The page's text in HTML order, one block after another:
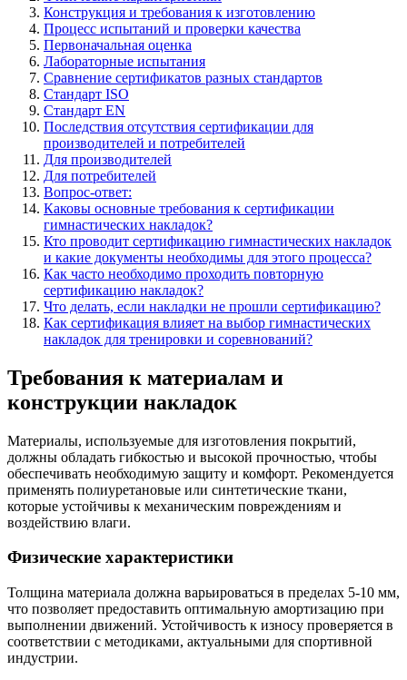
Конструкция и требования к изготовлению
Процесс испытаний и проверки качества
Первоначальная оценка
Лабораторные испытания
Сравнение сертификатов разных стандартов
Стандарт ISO
Стандарт EN
Последствия отсутствия сертификации для
производителей и потребителей
Для производителей
Для потребителей
Вопрос-ответ:
Каковы основные требования к сертификации
гимнастических накладок?
Кто проводит сертификацию гимнастических накладок
и какие документы необходимы для этого процесса?
Как часто необходимо проходить повторную
сертификацию накладок?
Что делать, если накладки не прошли сертификацию?
Как сертификация влияет на выбор гимнастических
накладок для тренировки и соревнований?
Требования к материалам и
конструкции накладок
Материалы, используемые для изготовления покрытий,
должны обладать гибкостью и высокой прочностью, чтобы
обеспечивать необходимую защиту и комфорт. Рекомендуется
применять полиуретановые или синтетические ткани,
которые устойчивы к механическим повреждениям и
воздействию влаги.
Физические характеристики
Толщина материала должна варьироваться в пределах 5-10 мм,
что позволяет предоставить оптимальную амортизацию при
выполнении движений. Устойчивость к износу проверяется в
соответствии с методиками, актуальными для спортивной
индустрии.